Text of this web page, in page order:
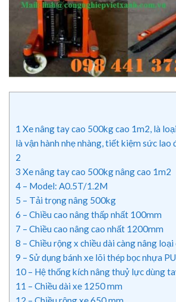
1 Xe nâng tay cao 500kg cao 1m2, là
là vận hành nhẹ nhàng, tiết kiệm sức
2
3 Xe nâng tay cao 500kg nâng cao 1m2
4 – Model: A0.5T/1.2M
5 – Tải trọng nâng 500kg
6 – Chiều cao nâng thấp nhất 100mm
7 – Chiều cao nâng cao nhất 1200mm
8 – Chiều rộng x chiều dài càng nâng
9 – Sử dụng bánh xe lõi thép bọc nhựa
10 – Hệ thống kích nâng thuỷ lực dùng
11 – Chiều dài xe 1250 mm